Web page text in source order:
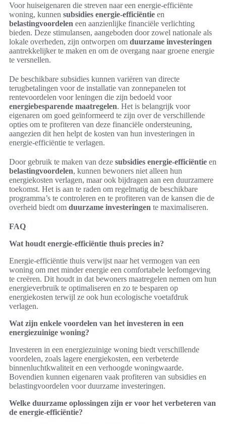
Voor huiseigenaren die streven naar een energie-efficiënte
woning, kunnen subsidies energie-efficiëntie en
belastingvoordelen een aanzienlijke financiële verlichting
bieden. Deze stimulansen, aangeboden door zowel nationale als
lokale overheden, zijn ontworpen om duurzame investeringen
aantrekkelijker te maken en om de overgang naar groene energie
te versnellen.
De beschikbare subsidies kunnen variëren van directe
terugbetalingen voor de installatie van zonnepanelen tot
rentevoordelen voor leningen die zijn bedoeld voor
energiebesparende maatregelen. Het is belangrijk voor
eigenaren om goed geïnformeerd te zijn over de verschillende
opties om te profiteren van deze financiële ondersteuning,
aangezien dit hen helpt de kosten van hun investeringen in
energie-efficiëntie te verlagen.
Door gebruik te maken van deze subsidies energie-efficiëntie en
belastingvoordelen, kunnen bewoners niet alleen hun
energiekosten verlagen, maar ook bijdragen aan een duurzamere
toekomst. Het is aan te raden om regelmatig de beschikbare
programma’s te controleren en te profiteren van de kansen die de
overheid biedt om duurzame investeringen te maximaliseren.
FAQ
Wat houdt energie-efficiëntie thuis precies in?
Energie-efficiëntie thuis verwijst naar het vermogen van een
woning om met minder energie een comfortabele leefomgeving
te creëren. Dit houdt in dat bewoners maatregelen nemen om hun
energieverbruik te optimaliseren en zo te besparen op
energiekosten terwijl ze ook hun ecologische voetafdruk
verlagen.
Wat zijn enkele voordelen van het investeren in een
energiezuinige woning?
Investeren in een energiezuinige woning biedt verschillende
voordelen, zoals lagere energiekosten, een verbeterde
binnenluchtkwaliteit en een verhoogde woningwaarde.
Bovendien kunnen eigenaren vaak profiteren van subsidies en
belastingvoordelen voor duurzame investeringen.
Welke duurzame oplossingen zijn er voor het verbeteren van
de energie-efficiëntie?